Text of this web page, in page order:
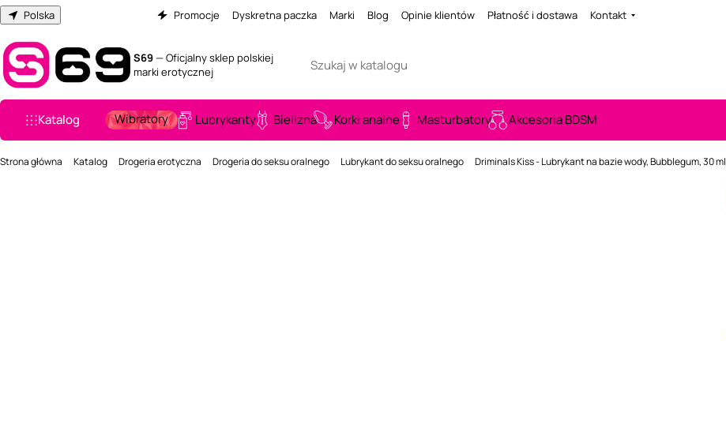
Polska Promocje Dyskretna paczka Marki Blog Opinie klientów Płatność i dostawa Kontakt
S69— Oficjalny sklep polskiej
marki erotycznej
Katalog Wibratory Lubrykanty Bielizna Korki analne Masturbatory Akcesoria BDSM
Strona główna Katalog Drogeria erotyczna Drogeria do seksu oralnego Lubrykant do seksu oralnego Driminals Kiss - Lubrykant na bazie wody, Bubblegum, 30 ml